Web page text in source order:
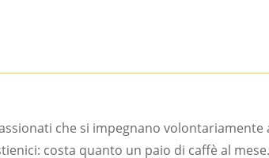
che si impegnano
costa quanto un paio di caffè al mese.